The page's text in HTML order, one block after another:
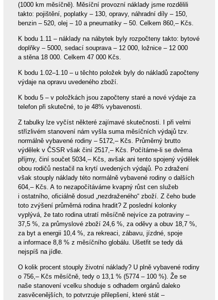
(1000 km měsíčně). Měsíční provozní náklady jsme rozdělili
takto: pojištění, poplatky – 130, opravy, náhradní díly – 150,
benzin – 520, olej – 10 a pneumatiky – 50. Celkem 860,– Kčs.
K bodu 1.11 – náklady na nábytek byly rozpočteny takto: bytové
doplňky – 5000, sedací souprava – 12 000, ložnice – 12 000
a stěna 18 000. Celkem 47 000 Kčs.
K bodu 1.02–1.10 – u těchto položek byly do nákladů započteny
výdaje na opravu uvedeného zboží.
K bodu 5 – v položkách jsou započteny staré a nové výdaje za
telefon při skutečné, to je 48% vybavenosti.
Z tabulky lze vyčíst některé zajímavé skutečnosti. I při velmi
střízlivém stanovení nám vyšla suma měsíčních výdajů tzv.
normálně vybavené rodiny – 5172,– Kčs. Průměrný brutto
výdělek v ČSSR však činí 2517,– Kčs. Počítáme-li se dvěma
příjmy, činí součet 5034,– Kčs, avšak ani tento spojený výdělek
obou rodičů nestačil na krytí uvedených výdajů. Po zdražení
však stouply náklady této normálně vybavené rodiny o dalších
604,– Kčs. A to nezapočítáváme kvapný růst cen služeb
i ostatního, oficiálně dosud „nezdraženého“ zboží. Z čeho bude
toto zvýšení průměrná rodina hradit? Z poslední kolonky
vyplývá, že tato rodina utratí měsíčně nejvíce za potraviny –
37,5 %, za průmyslové zboží 24,6 %, za oděvy a obuv 18,7 %,
za byt a energii 10,4 %, za rekreaci, zábavu, jízdné, spoje
a informace 8,8 % z měsíčního globálu. Ušetřit se tedy dá
nejspíš na jídle.
O kolik procent stouply životní náklady? U plně vybavené rodiny
o 756,– Kčs měsíčně, tedy o 13,1 % (5774 – 100 %). Že se
naše stanovení vcelku shoduje s odhadem orgánů daleko
zasvěcenějších, to potvrzuje přilepšení, které stát –